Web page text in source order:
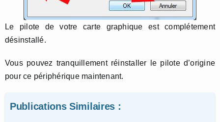
Le pilote de votre carte graphique est complétement
désinstallé.
Vous pouvez tranquillement réinstaller le pilote d’origine
pour ce périphérique maintenant.
Publications Similaires :